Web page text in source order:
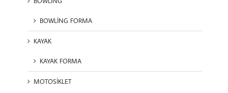
BOWLİNG FORMA
KAYAK
KAYAK FORMA
MOTOSİKLET